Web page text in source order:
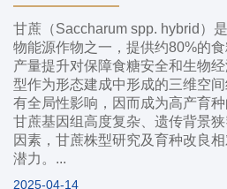
甘蔗（Saccharum spp. hybrid）
物能源作物之一，提供约80%的
产量提升对保障食糖安全和生物
型作为形态建成中形成的三维空
有全局性影响，因而成为高产育
甘蔗基因组高度复杂、遗传背景
因素，甘蔗株型研究及育种改良
潜力。...
2025-04-14